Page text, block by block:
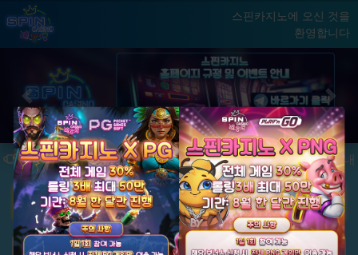
스핀카지노에 오신 것을
환영합니다
게임
Previous
Next
★ 국내 최초, 국내